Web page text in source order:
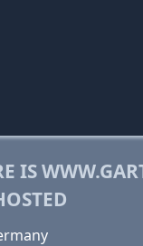
IS